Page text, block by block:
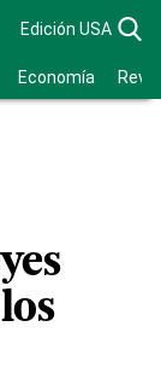
Edición USA
Economía